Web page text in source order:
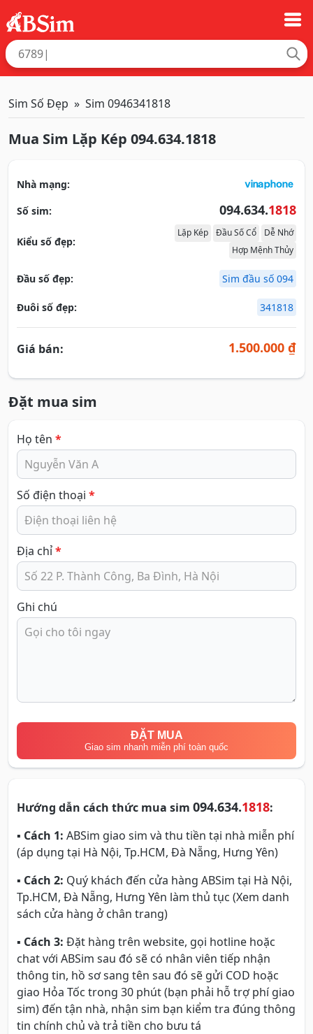
Sim Số Đẹp Sim 0946341818
Mua Sim Lặp Kép 094.634.1818
Nhà mạng:
Số sim:
094.634.1818
Kiểu số đẹp:
Lặp Kép Đầu Số Cổ
Dễ Nhớ
Hợp Mệnh Thủy
Đầu số đẹp: Sim đầu số 094
Đuôi số đẹp: 341818
Giá bán: 1.500.000 ₫
Đặt mua sim
Họ tên *
Số điện thoại *
Địa chỉ*
Ghi chú
ĐẶT MUA
Giao sim nhanh miễn phí toàn quốc
Hướng dẫn cách thức mua sim 094.634.1818:
▪ Cách 1: ABSim giao sim và thu tiền tại nhà miễn phí
(áp dụng tại Hà Nội, Tp.HCM, Đà Nẵng, Hưng Yên)
▪ Cách 2: Quý khách đến cửa hàng ABSim tại Hà Nội,
Tp.HCM, Đà Nẵng, Hưng Yên làm thủ tục (Xem danh
sách cửa hàng ở chân trang)
▪ Cách 3: Đặt hàng trên website, gọi hotline hoặc
chat với ABSim sau đó sẽ có nhân viên tiếp nhận
thông tin, hồ sơ sang tên sau đó sẽ gửi COD hoặc
giao Hỏa Tốc trong 30 phút (bạn phải hỗ trợ phí giao
sim) đến tận nhà, nhận sim bạn kiểm tra đúng thông
tin chính chủ và trả tiền cho bưu tá